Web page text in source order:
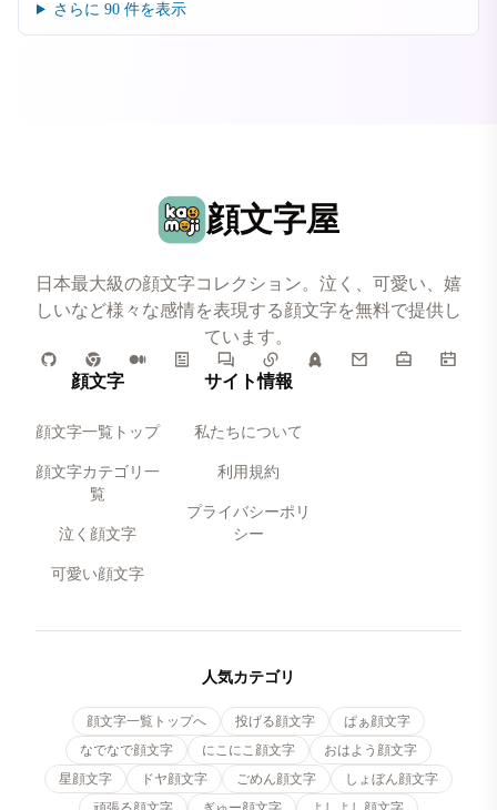
さらに 90件を表示
顔文字屋
日本最大級の顔文字コレクション。泣く、可愛い、嬉
しいなど様々な感情を表現する顔文字を無料で提供し
ています。
顔文字
顔文字一覧トップ
顔文字カテゴリ一
覧
泣く顔文字
可愛い顔文字
サイト情報
私たちについて
利用規約
プライバシーポリ
シー
人気カテゴリ
顔文字一覧トップへ 投げる顔文字
ぱぁ顔文字
なでなで顔文字
にこにこ顔文字
おはよう顔文字
星顔文字
ドヤ顔文字 ごめん顔文字
しょぼん顔文字